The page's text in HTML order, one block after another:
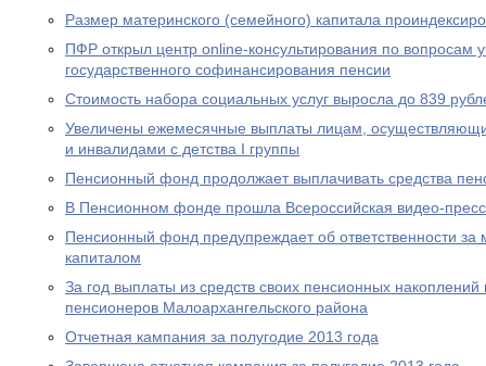
Размер материнского (семейного) капитала
ПФР открыл центр online-консультирования по вопросам
государственного софинансирования пенсии
Стоимость набора социальных услуг выросла до 839
Увеличены ежемесячные выплаты лицам,
и инвалидами с детства I группы
Пенсионный фонд продолжает выплачивать средства
В Пенсионном фонде прошла Всероссийская видео-
Пенсионный фонд предупреждает об ответственности
капиталом
За год выплаты из средств своих пенсионных накоплений
пенсионеров Малоархангельского района
Отчетная кампания за полугодие 2013 года